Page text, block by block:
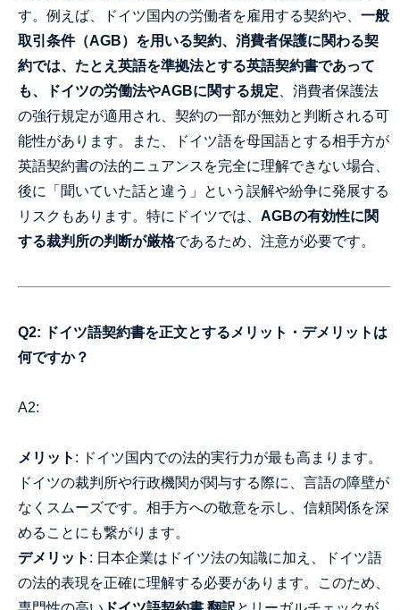
す。例えば、ドイツ国内の労働者を雇用する契約や、 一般
取引条件（AGB）を用いる契約、消費者保護に関わる契
約では、たとえ英語を準拠法とする英語契約書であって
も、ドイツの労働法やAGBに関する規定 、消費者保護法
の強行規定が適用され、契約の一部が無効と判断される可
能性があります。また、ドイツ語を母国語とする相手方が
英語契約書の法的ニュアンスを完全に理解できない場合、
後に「聞いていた話と違う」という誤解や紛争に発展する
リスクもあります。特にドイツでは、 AGBの有効性に関
する裁判所の判断が厳格であるため、注意が必要です。
Q2: ドイツ語契約書を正文とするメリット・デメリットは
何ですか？
A2:
メリット : ドイツ国内での法的実行力が最も高まります。
ドイツの裁判所や行政機関が関与する際に、言語の障壁が
なくスムーズです。相手方への敬意を示し、信頼関係を深
めることにも繋がります。
デメリット : 日本企業はドイツ法の知識に加え、ドイツ語
の法的表現を正確に理解する必要があります。このため、